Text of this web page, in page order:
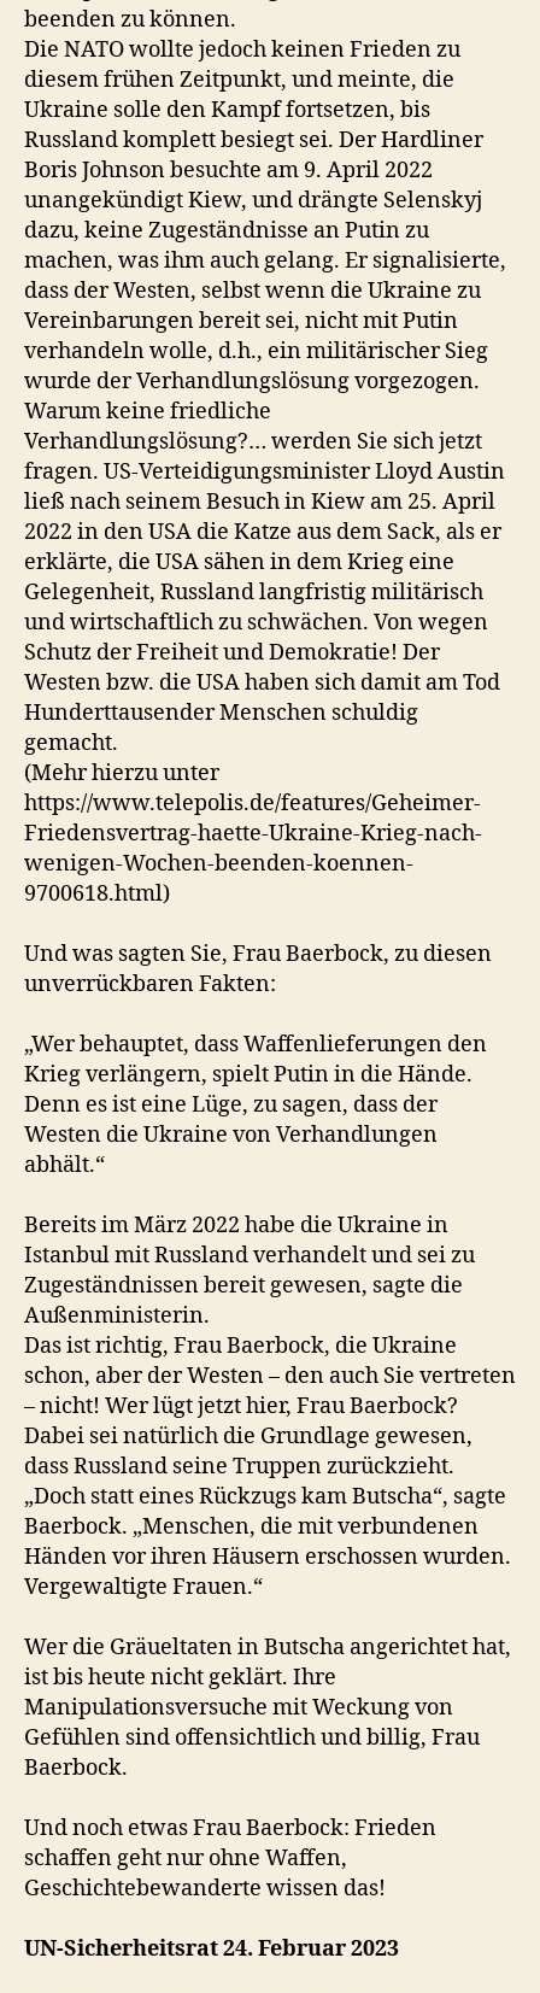
beenden zu können.
Die NATO wollte jedoch keinen Frieden zu
diesem frühen Zeitpunkt, und meinte, die
Ukraine solle den Kampf fortsetzen, bis
Russland komplett besiegt sei. Der Hardliner
Boris Johnson besuchte am 9. April 2022
unangekündigt Kiew, und drängte Selenskyj
dazu, keine Zugeständnisse an Putin zu
machen, was ihm auch gelang. Er signalisierte,
dass der Westen, selbst wenn die Ukraine zu
Vereinbarungen bereit sei, nicht mit Putin
verhandeln wolle, d.h., ein militärischer Sieg
wurde der Verhandlungslösung vorgezogen.
Warum keine friedliche
Verhandlungslösung?… werden Sie sich jetzt
fragen. US-Verteidigungsminister Lloyd Austin
ließ nach seinem Besuch in Kiew am 25. April
2022 in den USA die Katze aus dem Sack, als er
erklärte, die USA sähen in dem Krieg eine
Gelegenheit, Russland langfristig militärisch
und wirtschaftlich zu schwächen. Von wegen
Schutz der Freiheit und Demokratie! Der
Westen bzw. die USA haben sich damit am Tod
Hunderttausender Menschen schuldig
gemacht.
(Mehr hierzu unter
https://www.telepolis.de/features/Geheimer-
Friedensvertrag-haette-Ukraine-Krieg-nach-
wenigen-Wochen-beenden-koennen-
9700618.html)
Und was sagten Sie, Frau Baerbock, zu diesen
unverrückbaren Fakten:
„Wer behauptet, dass Waffenlieferungen den
Krieg verlängern, spielt Putin in die Hände.
Denn es ist eine Lüge, zu sagen, dass der
Westen die Ukraine von Verhandlungen
abhält.“
Bereits im März 2022 habe die Ukraine in
Istanbul mit Russland verhandelt und sei zu
Zugeständnissen bereit gewesen, sagte die
Außenministerin.
Das ist richtig, Frau Baerbock, die Ukraine
schon, aber der Westen – den auch Sie vertreten
– nicht! Wer lügt jetzt hier, Frau Baerbock?
Dabei sei natürlich die Grundlage gewesen,
dass Russland seine Truppen zurückzieht.
„Doch statt eines Rückzugs kam Butscha“, sagte
Baerbock. „Menschen, die mit verbundenen
Händen vor ihren Häusern erschossen wurden.
Vergewaltigte Frauen.“
Wer die Gräueltaten in Butscha angerichtet hat,
ist bis heute nicht geklärt. Ihre
Manipulationsversuche mit Weckung von
Gefühlen sind offensichtlich und billig, Frau
Baerbock.
Und noch etwas Frau Baerbock: Frieden
schaffen geht nur ohne Waffen,
Geschichtebewanderte wissen das!
UN-Sicherheitsrat 24. Februar 2023